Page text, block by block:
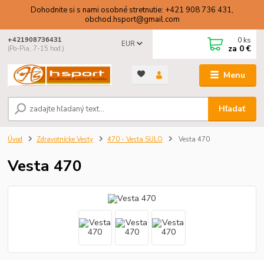
Dohodnite si s nami osobné stretnutie: +421 908 736 431,
obchod.hsport@gmail.com
Menu
EUR
Hľadať
+421908736431
(Po-Pia, 7-15 hod.)
0 ks
za 0 €
Úvod Zdravotnícke Vesty 470 - Vesta SULO Vesta 470
Vesta 470